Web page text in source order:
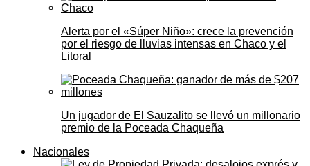
Alerta por el «Súper Niño»: crece la prevención
por el riesgo de lluvias intensas en Chaco y el
Litoral
Un jugador de El Sauzalito se llevó un millonario
premio de la Poceada Chaqueña
Nacionales